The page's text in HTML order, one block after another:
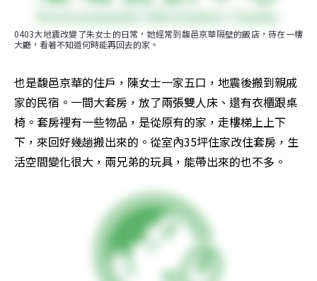
0403大地震改變了朱女士的日常，她經常到馥邑京華隔壁的飯店，待在一樓
大廳，看著不知道何時能再回去的家。
也是馥邑京華的住戶，陳女士一家五口，地震後搬到親戚
家的民宿。一間大套房，放了兩張雙人床、還有衣櫃跟桌
椅。套房裡有一些物品，是從原有的家，走樓梯上上下
下，來回好幾趟搬出來的。從室內35坪住家改住套房，生
活空間變化很大，兩兄弟的玩具，能帶出來的也不多。